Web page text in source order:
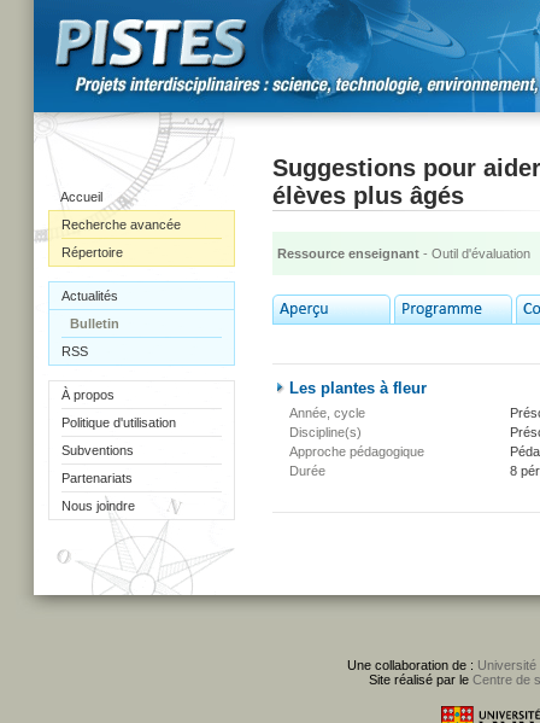
Accueil
Recherche avancée
Répertoire
Actualités
Bulletin
RSS
À propos
Politique d'utilisation
Subventions
Partenariats
Nous joindre
Suggestions pour
élèves plus âgés
Ressource enseignant - Outil d'évaluation
Les plantes à fleur
Année, cycle
Discipline(s)
Approche pédagogique
Durée
8
Une collaboration de : Université
Site réalisé par le Centre de